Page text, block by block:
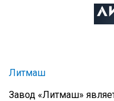
Литмаш
Завод «Литмаш»